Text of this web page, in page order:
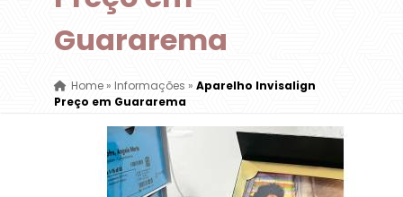
Guararema
Home» Informações » Aparelho Invisalign
Preço em Guararema